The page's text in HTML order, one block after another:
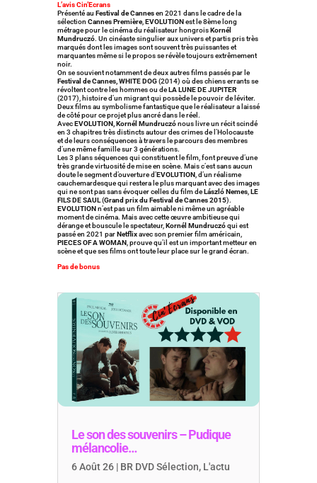
L’avis Cin’Ecrans
Présenté au Festival de Cannesen 2021 dans le cadre de la
sélection Cannes Première, EVOLUTIONest le 8ème long
métrage pour le cinéma du réalisateur hongroisKornél
Mundruczó. Un cinéaste singulier aux univers et partis pris très
marqués dont les images sont souvent très puissantes et
marquantes même si le propos se révèle toujours extrêmement
noir.
On se souvient notamment de deux autres films passés par le
Festival de Cannes, WHITE DOG(2014) où des chiens errants se
révoltent contre les hommes ou deLA LUNE DE JUPITER
(2017), histoire d’un migrant qui possède le pouvoir de léviter.
Deux films au symbolisme fantastique que le réalisateur a laissé
de côté pour ce projet plus ancré dans le réel.
AvecEVOLUTION, Kornél Mundruczónous livre un récit scindé
en 3 chapitres très distincts autour des crimes de l’Holocauste
et de leurs conséquences à travers le parcours des membres
d’une même famille sur 3 générations.
Les 3 plans séquences qui constituent le film, font preuve d’une
très grande virtuosité de mise en scène. Mais c’est sans aucun
doute le segment d’ouverture d’EVOLUTION, d’un réalisme
cauchemardesque qui restera le plus marquant avec des images
qui ne sont pas sans évoquer celles du film deLászló Nemes, LE
FILS DE SAUL(Grand prix du Festival de Cannes 2015).
EVOLUTIONn’est pas un film aimable ni même un agréable
moment de cinéma. Mais avec cette œuvre ambitieuse qui
dérange et bouscule le spectateur, Kornél Mundruczóqui est
passé en 2021 parNetflixavec son premier film américain,
PIECES OF A WOMAN, prouve qu’il est un important metteur en
scène et que ses films ont toute leur place sur le grand écran.
Pas de bonus
Le son des souvenirs – Pudique
mélancolie…
6 Août 26| BR DVD Sélection, L'actu